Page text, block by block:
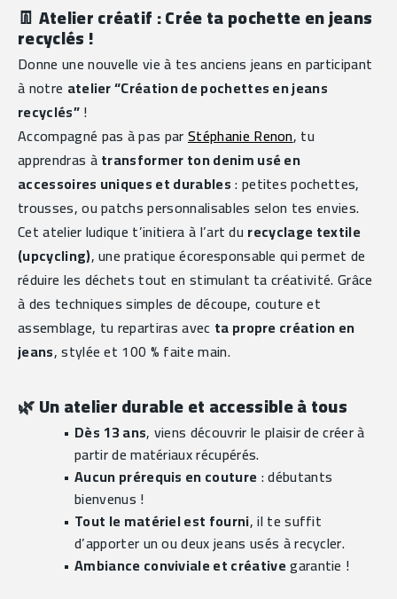
👖 Atelier créatif : Crée ta pochette en jeans
recyclés !
Donne une nouvelle vie à tes anciens jeans en participant
à notre atelier “Création de pochettes en jeans
recyclés” !
Accompagné pas à pas par Stéphanie Renon, tu
apprendras à transformer ton denim usé en
accessoires uniques et durables : petites pochettes,
trousses, ou patchs personnalisables selon tes envies.
Cet atelier ludique t’initiera à l’art du recyclage textile
(upcycling), une pratique écoresponsable qui permet de
réduire les déchets tout en stimulant ta créativité. Grâce
à des techniques simples de découpe, couture et
assemblage, tu repartiras avec ta propre création en
jeans, stylée et 100 % faite main.
🌿 Un atelier durable et accessible à tous
Dès 13 ans, viens découvrir le plaisir de créer à
partir de matériaux récupérés.
Aucun prérequis en couture : débutants
bienvenus !
Tout le matériel est fourni, il te suffit
d’apporter un ou deux jeans usés à recycler.
Ambiance conviviale et créative garantie !